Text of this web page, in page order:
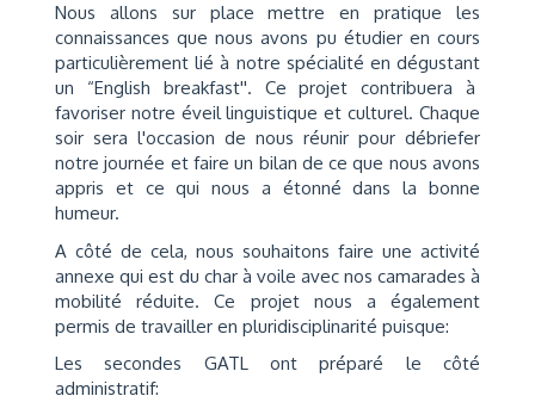
Nous allons sur place mettre en pratique les
connaissances que nous avons pu étudier en cours
particulièrement lié à notre spécialité en dégustant
un “English breakfast''. Ce projet contribuera à
favoriser notre éveil linguistique et culturel. Chaque
soir sera l'occasion de nous réunir pour débriefer
notre journée et faire un bilan de ce que nous avons
appris et ce qui nous a étonné dans la bonne
humeur.
A côté de cela, nous souhaitons faire une activité
annexe qui est du char à voile avec nos camarades à
mobilité réduite. Ce projet nous a également
permis de travailler en pluridisciplinarité puisque:
Les secondes GATL ont préparé le côté
administratif: